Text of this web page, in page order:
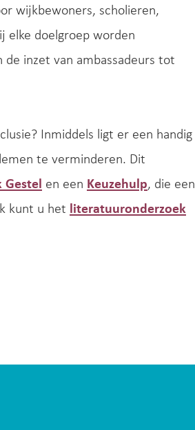
wijkbewoners, scholieren,
elke doelgroep worden
inzet van ambassadeurs tot
Inmiddels ligt er een handig
te verminderen. Dit
en een Keuzehulp, die een
kunt u het literatuuronderzoek